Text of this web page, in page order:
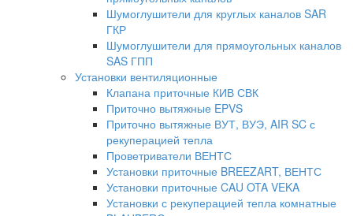
Шумоглушители для круглых каналов SAR
ГКР
Шумоглушители для прямоугольных каналов
SAS ГПП
Установки вентиляционные
Клапана приточные КИВ СВК
Приточно вытяжные EPVS
Приточно вытяжные ВУТ, ВУЭ, AIR SC с
рекуперацией тепла
Проветриватели ВЕНТС
Установки приточные BREEZART, ВЕНТС
Установки приточные CAU OTA VEKA
Установки с рекуперацией тепла комнатные